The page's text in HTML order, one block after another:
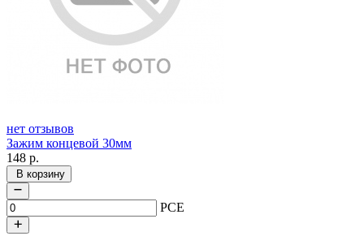
нет отзывов
Зажим концевой 30мм
148 р.
В корзину
PCE